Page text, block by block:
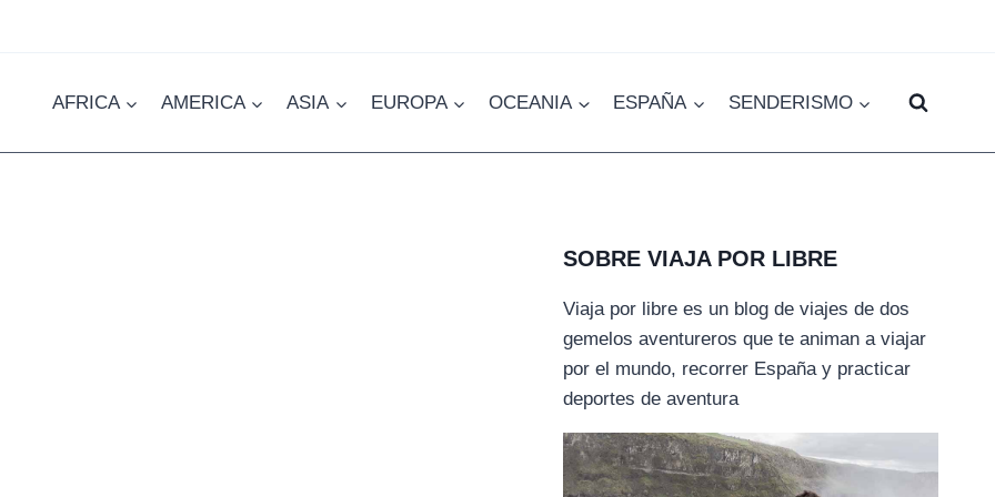
AFRICA AMERICA ASIA EUROPA OCEANIA ESPAÑA SENDERISMO
SOBRE VIAJA POR LIBRE
Viaja por libre es un blog de viajes de dos
gemelos aventureros que te animan a viajar
por el mundo, recorrer España y practicar
deportes de aventura